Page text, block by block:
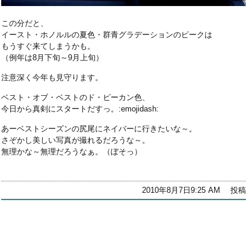
この分だと、
イースト・ホノルルの夏色・群青グラデーションのピークは
もうすぐ来てしまうかも。
（例年は8月下旬～9月上旬）
注意深く今年も見守ります。
ベスト・オブ・ベストのド・ピーカン色、
今日から真剣にスタートだすっ。:emojidash:
あーベストシーズンの尻尾にネイバーに行きたいな～。
さぞかし美しい写真が撮れるだろうな～。
無理かな～無理だろうなぁ。（ぼそっ）
2010年8月7日9:25 AM 投